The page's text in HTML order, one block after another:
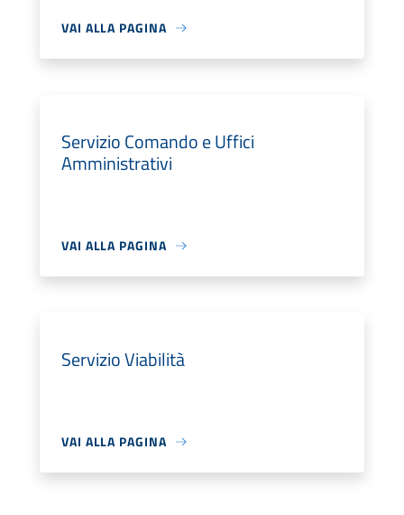
VAI ALLA PAGINA
Servizio Comando e Uffici
Amministrativi
VAI ALLA PAGINA
Servizio Viabilità
VAI ALLA PAGINA